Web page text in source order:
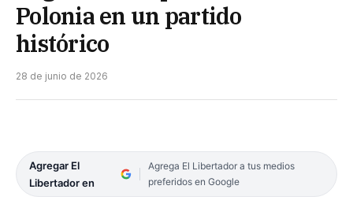
Polonia en un partido
histórico
28 de junio de 2026
Agregar El
Libertador en
Agrega El Libertador a tus medios
preferidos en Google